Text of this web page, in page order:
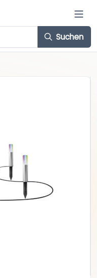
Suchen